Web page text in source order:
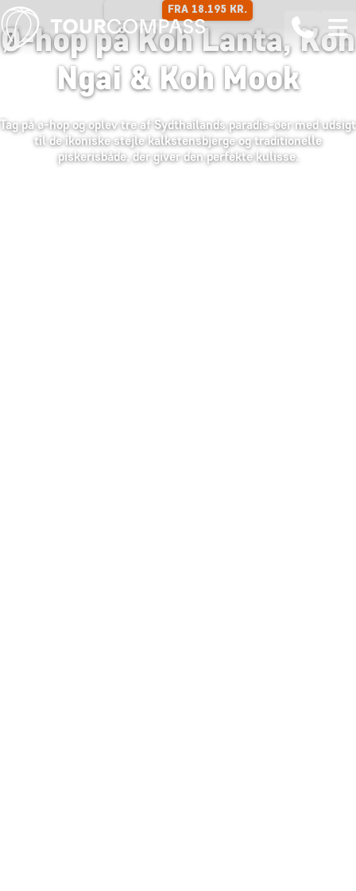
FRA 18.195 KR.
Ø-hop på Koh Lanta, Koh
Ngai & Koh Mook
Tag på ø-hop og oplev tre af Sydthailands paradis-øer med udsigt
til de ikoniske stejle kalkstensbjerge og traditionelle
piskerisbåde, der giver den perfekte kulisse.